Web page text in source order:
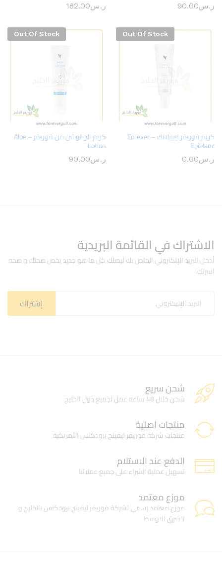
ر.س90.00 ر.س182.00
Out Of Stock
كريم فوريفر ايبيبلانك – Forever
Epiblanc
ر.س0.00
Out Of Stock
كريم الو لوشن من فوريفر – Aloe
Lotion
ر.س90.00
الاشتراك في القائمة البريدية
أدخل البريد الإلكتروني الخاص بك ليصلك كل ما هو جديد يخص صحتك و صحه
اسرتك.
شحن سريع
شحن خلال 48 ساعه عمل لجميع دول الخليج
منتجات اصلية
منتجات شركة فوريفر ليفينج برودكتس الأمريكية
الدفع عند الاستلام
تسهيل عملية الشراء على جميع عملائنا
موزع معتمد
موزع معتمد رسمي لشركة فوريفر ليفينج برودكتس بالخليج و
الشرق الاوسط